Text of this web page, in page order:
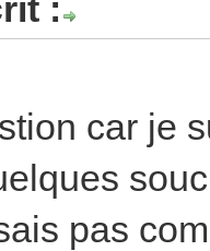
:
car je
pas